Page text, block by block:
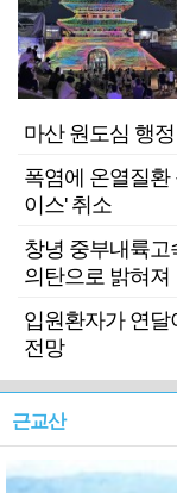
마산 원도심 행
폭염에 온열질환
이스' 취소
창녕 중부내륙
의탄으로 밝혀져
입원환자가 연달
전망
근교산